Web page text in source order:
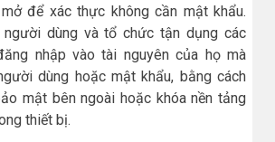
để xác thực không cần mật khẩu.
người dùng và tổ chức tận dụng các
nhập vào tài nguyên của họ mà
dùng hoặc mật khẩu, bằng cách
mật bên ngoài hoặc khóa nền tảng
thiết bị.